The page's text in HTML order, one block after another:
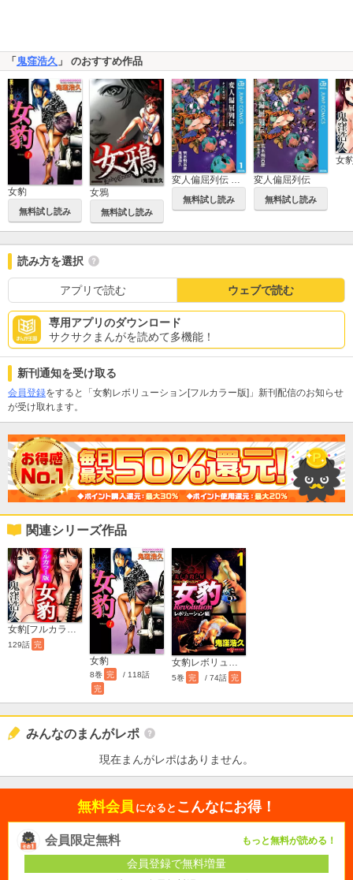
「 鬼窪浩久 」 のおすすめ作品
女豹
無料試し読み
女鴉
無料試し読み
変人偏屈列伝 分冊版
無料試し読み
変人偏屈列伝
無料試し読み
読み方を選択
アプリで読む ウェブで読む
専用アプリのダウンロード
サクサクまんがを読めて多機能！
新刊通知を受け取る
会員登録をすると「女豹レボリューション[フルカラー版]」新刊配信のお知らせ
が受け取れます。
関連シリーズ作品
女豹[フルカラー版]
129話 完
女豹
8巻 完
/ 118話
完
女豹レボリューション
5巻 完 / 74話 完
みんなのまんがレポ
現在まんがレポはありません。
無料会員 になると こんなにお得！
会員限定無料 もっと無料が読める！
会員登録で無料増量